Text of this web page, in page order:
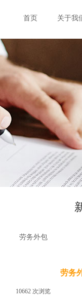
首页 关于我
劳务外包
劳务
10662 次浏览